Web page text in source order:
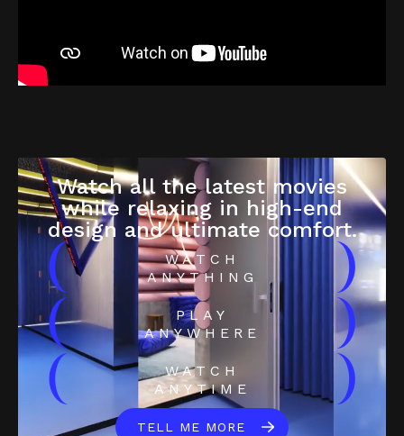
Watch all the latest movies
while relaxing in high-end
design and ultimate comfort.
(
WATCH
ANYTHING
)
(
PLAY
ANYWHERE
)
(
WATCH
ANYTIME
)
TELL ME MORE